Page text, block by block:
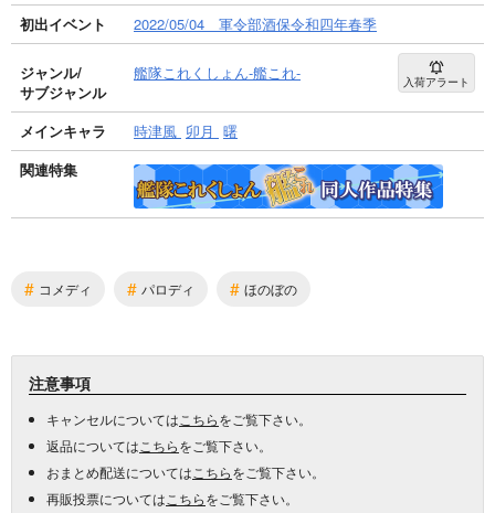
初出イベント
2022/05/04 軍令部酒保令和四年春季
ジャンル/
サブジャンル
艦隊これくしょん-艦これ- 入荷アラート
メインキャラ 時津風 卯月 曙
関連特集
# コメディ # パロディ # ほのぼの
注意事項
キャンセルについては こちらをご覧下さい。
返品については こちらをご覧下さい。
おまとめ配送については こちらをご覧下さい。
再販投票については こちらをご覧下さい。